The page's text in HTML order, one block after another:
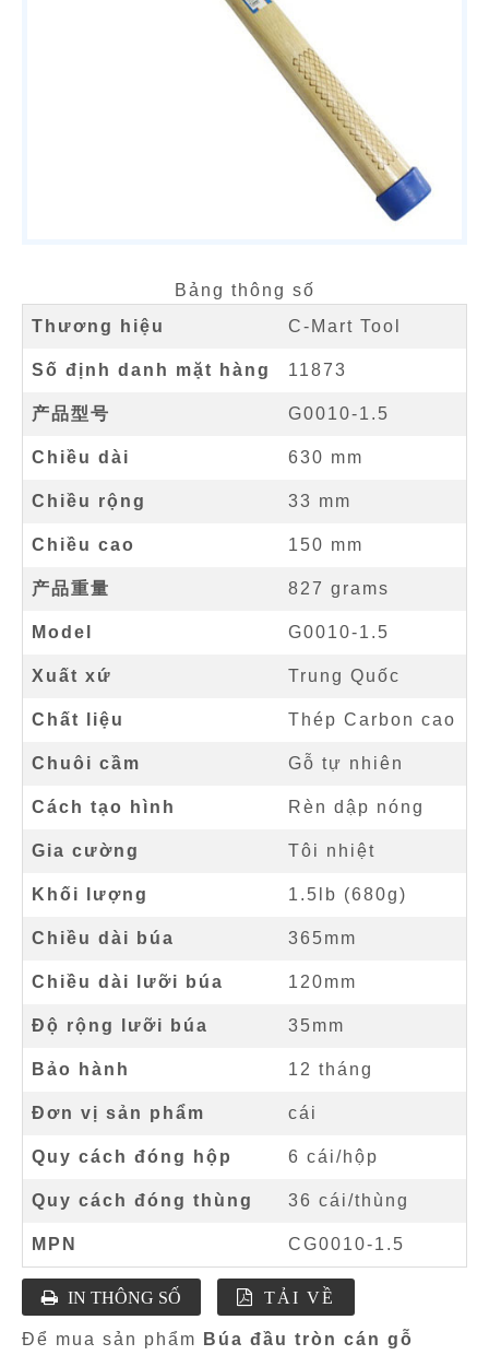
Bảng thông số
Thương hiệu
C-Mart Tool
Số định danh mặt hàng 11873
产品型号 G0010-1.5
Chiều dài 630 mm
Chiều rộng 33 mm
Chiều cao 150 mm
产品重量 827 grams
Model G0010-1.5
Xuất xứ Trung Quốc
Chất liệu Thép Carbon cao
Chuôi cầm Gỗ tự nhiên
Cách tạo hình Rèn dập nóng
Gia cường Tôi nhiệt
Khối lượng 1.5lb (680g)
Chiều dài búa 365mm
Chiều dài lưỡi búa 120mm
Độ rộng lưỡi búa 35mm
Bảo hành 12 tháng
Đơn vị sản phẩm cái
Quy cách đóng hộp 6 cái/hộp
Quy cách đóng thùng 36 cái/thùng
MPN CG0010-1.5
IN THÔNG SỐ TẢI VỀ
Để mua sản phẩm
Búa đầu tròn cán gỗ